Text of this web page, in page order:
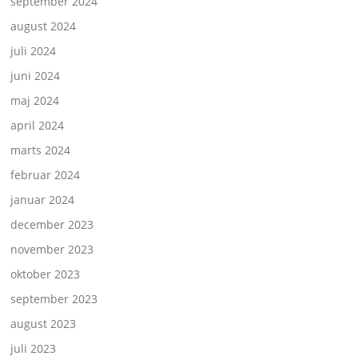
august 2024
juli 2024
juni 2024
maj 2024
april 2024
marts 2024
februar 2024
januar 2024
december 2023
november 2023
oktober 2023
september 2023
august 2023
juli 2023